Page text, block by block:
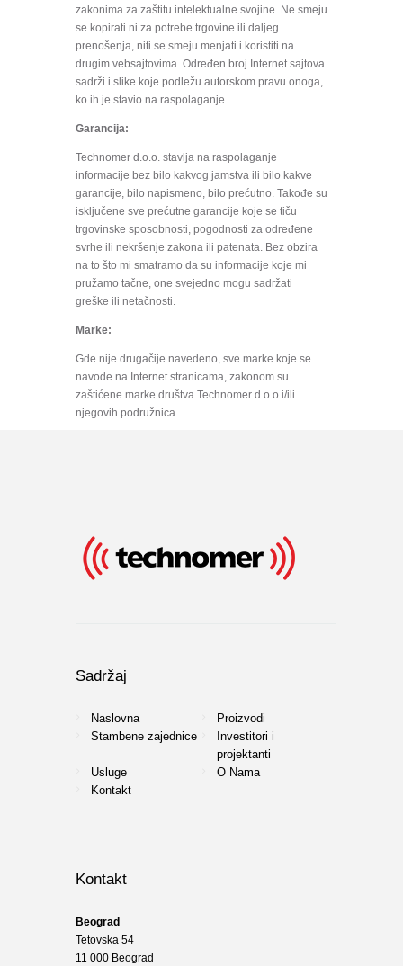
zakonima za zaštitu intelektualne svojine. Ne smeju
se kopirati ni za potrebe trgovine ili daljeg
prenošenja, niti se smeju menjati i koristiti na
drugim vebsajtovima. Određen broj Internet sajtova
sadrži i slike koje podležu autorskom pravu onoga,
ko ih je stavio na raspolaganje.
Garancija:
Technomer d.o.o. stavlja na raspolaganje
informacije bez bilo kakvog jamstva ili bilo kakve
garancije, bilo napismeno, bilo prećutno. Takođe su
isključene sve prećutne garancije koje se tiču
trgovinske sposobnosti, pogodnosti za određene
svrhe ili nekršenje zakona ili patenata. Bez obzira
na to što mi smatramo da su informacije koje mi
pružamo tačne, one svejedno mogu sadržati
greške ili netačnosti.
Marke:
Gde nije drugačije navedeno, sve marke koje se
navode na Internet stranicama, zakonom su
zaštićene marke društva Technomer d.o.o i/ili
njegovih podružnica.
Sadržaj
Naslovna
Proizvodi
Stambene zajednice
Investitori i
projektanti
Usluge
O Nama
Kontakt
Kontakt
Beograd
Tetovska 54
11 000 Beograd